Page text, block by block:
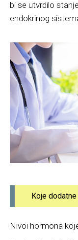
bi se utvrdilo
endokrinog
Koje
Nivoi hormona